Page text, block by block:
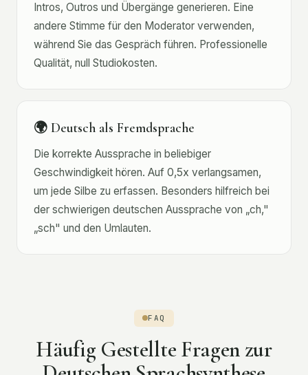
Intros, Outros und Übergänge generieren. Eine
andere Stimme für den Moderator verwenden,
während Sie das Gespräch führen. Professionelle
Qualität, null Studiokosten.
🌍 Deutsch als Fremdsprache
Die korrekte Aussprache in beliebiger
Geschwindigkeit hören. Auf 0,5x verlangsamen,
um jede Silbe zu erfassen. Besonders hilfreich bei
der schwierigen deutschen Aussprache von „ch,"
„sch" und den Umlauten.
FAQ
Häufig Gestellte Fragen zur